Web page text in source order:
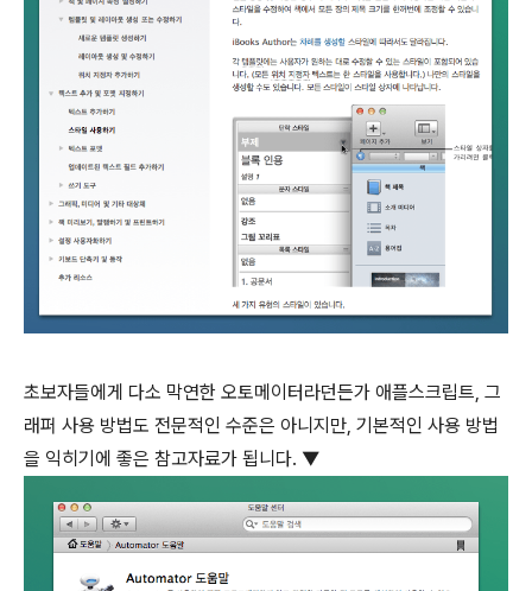
초보자들에게 다소 막연한 오토메이터라던든가 애플스크립트, 그
래퍼 사용 방법도 전문적인 수준은 아니지만, 기본적인 사용 방법
을 익히기에 좋은 참고자료가 됩니다. ▼